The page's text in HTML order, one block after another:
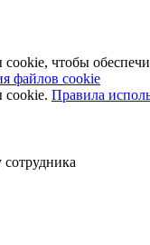
чтобы
файлов cookie
Правила